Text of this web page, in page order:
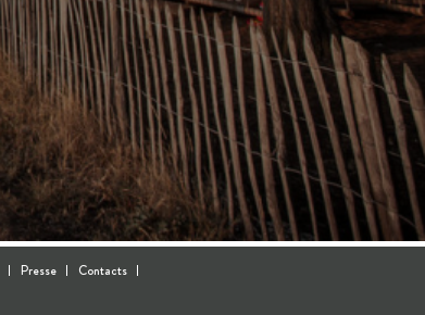
Presse Contacts